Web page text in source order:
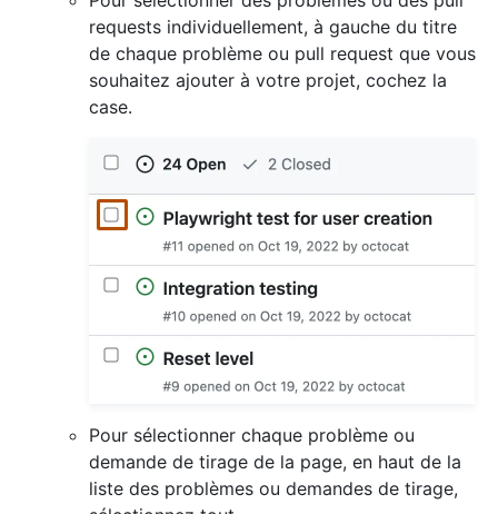
requests individuellement, à gauche du titre
de chaque problème ou pull request que vous
souhaitez ajouter à votre projet, cochez la
case.
Pour sélectionner chaque problème ou
demande de tirage de la page, en haut de la
liste des problèmes ou demandes de tirage,